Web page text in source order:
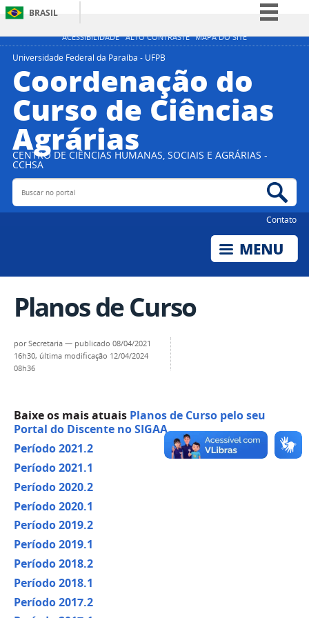
ACESSIBILIDADE ALTO CONTRASTE MAPA DO SITE
BRASIL
Simplifique!
Participe
Acesso à informação
Legislação
Universidade Federal da Paraíba - UFPB
Coordenação do
Curso de Ciências
Agrárias
CENTRO DE CIÊNCIAS HUMANAS, SOCIAIS E AGRÁRIAS -
CCHSA
Buscar no portal
Contato
Planos de Curso
porSecretaria — publicado 08/04/2021
16h30, última modificação 12/04/2024
08h36
Baixe os mais atuais Planos de Curso pelo seu
Portal do Discente no SIGAA
Período 2021.2
Período 2021.1
Período 2020.2
Período 2020.1
Período 2019.2
Período 2019.1
Período 2018.2
Período 2018.1
Período 2017.2